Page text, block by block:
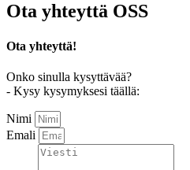
Ota yhteyttä OSS
Ota yhteyttä!
Onko sinulla kysyttävää?
- Kysy kysymyksesi täällä:
Nimi
Emali